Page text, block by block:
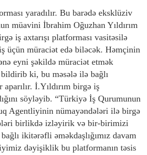
yaradılır. Bu barədə eksklüziv
müavini İbrahim Oğuzhan Yıldırım
iş axtarışı platforması vasitəsilə
üçün müraciət edə biləcək. Həmçinin
eyni şəkildə müraciət etmək
ki, bu məsələ ilə bağlı
İ.Yıldırım birgə iş
söyləyib. “Türkiyə İş Qurumunun
Agentliyinin nümayəndələri ilə birgə
birlikdə izləyirik və bir-birimizi
ikitərəfli əməkdaşlığımız davam
dəyişiklik bu platformanın təsis